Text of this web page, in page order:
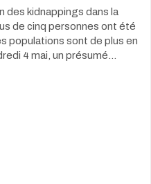
des kidnappings dans la
de cinq personnes ont été
populations sont de plus en
4 mai, un présumé…